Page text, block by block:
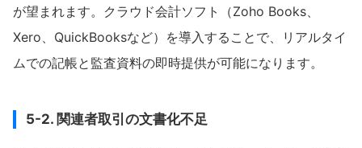
が望まれます。クラウド会計ソフト（Zoho Books、
Xero、QuickBooksなど）を導入することで、リアルタイ
ムでの記帳と監査資料の即時提供が可能になります。
5-2. 関連者取引の文書化不足